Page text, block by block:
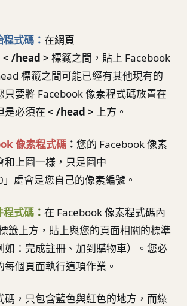
程式碼 ： 在網頁
< /head > 標籤之間，貼上 Facebook
標籤之間可能已經有其他現有的
只要將 Facebook 像素程式碼放置在
是必須在 < /head > 上方。
像素程式碼 ： 您的 Facebook 像素
和上圖一樣，只是圖中
」處會是您自己的像素編號。
程式碼 ： 在 Facebook 像素程式碼內
籤上方，貼上與您的頁面相關的標準
如：完成註冊、加到購物車）。您必
個頁面執行這項作業。
碼，只包含藍色與紅色的地方，而綠